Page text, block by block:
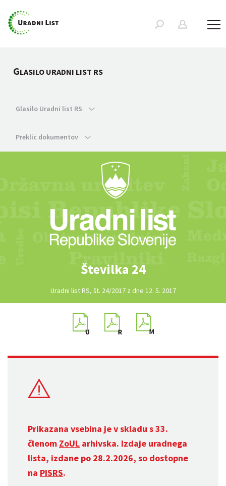
GLASILO URADNI LIST RS
Glasilo Uradni list RS
Preklic dokumentov
Številka 24
Uradni list RS, št. 24/2017 z dne 12. 5. 2017
Prikazana vsebina je v skladu s 33.
členom ZoUL arhivska. Izdaje uradnega
lista, izdane po 28.2.2026, so dostopne
na PISRS.